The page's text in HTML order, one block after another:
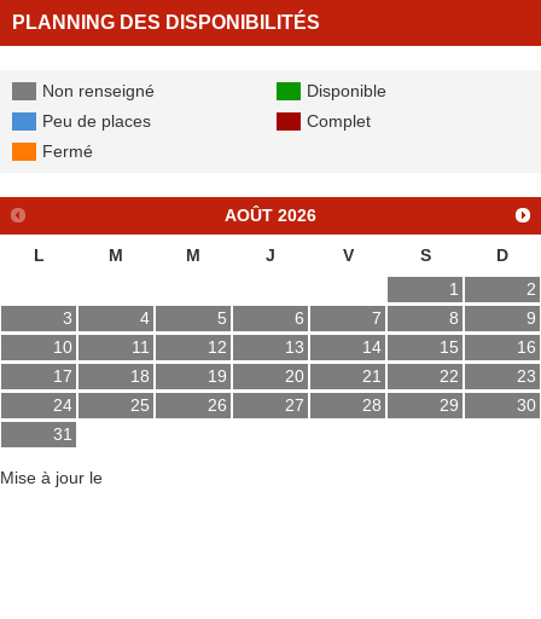
PLANNING DES DISPONIBILITÉS
Non renseigné
Disponible
Peu de places
Complet
Fermé
AOÛT 2026
L M M J V S
D
1
2
3
4 5 6 7 8
9
10
11 12 13 14 15
16
17
18 19 20 21 22
23
24
25 26 27 28 29
30
31
Mise à jour le